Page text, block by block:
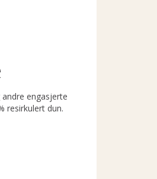
engasjerte
resirkulert dun.